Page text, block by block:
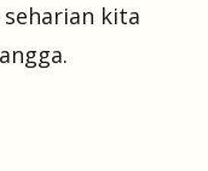
kita